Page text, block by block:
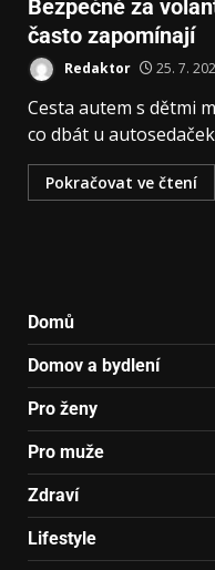
Bezpečně za
často zapomínají
Redaktor 25. 7.
Cesta autem s dětmi
co dbát u
Pokračovat ve čtení
Domů
Domov a bydlení
Pro ženy
Pro muže
Zdraví
Lifestyle